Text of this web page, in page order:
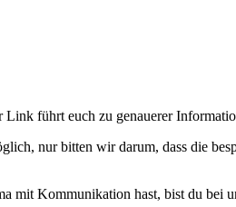
Link führt euch zu genauerer
nur bitten wir darum, dass die
mit Kommunikation hast, bist du bei